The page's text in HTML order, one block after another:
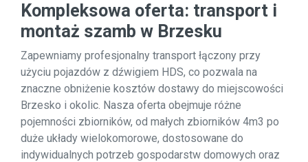
Kompleksowa oferta: transport i
montaż szamb w Brzesku
Zapewniamy profesjonalny transport łączony przy
użyciu pojazdów z dźwigiem HDS, co pozwala na
znaczne obniżenie kosztów dostawy do miejscowości
Brzesko i okolic. Nasza oferta obejmuje różne
pojemności zbiorników, od małych zbiorników 4m3 po
duże układy wielokomorowe, dostosowane do
indywidualnych potrzeb gospodarstw domowych oraz